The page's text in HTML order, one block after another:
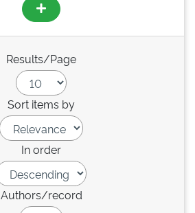
Results/Page
Sort items by
In order
Authors/record